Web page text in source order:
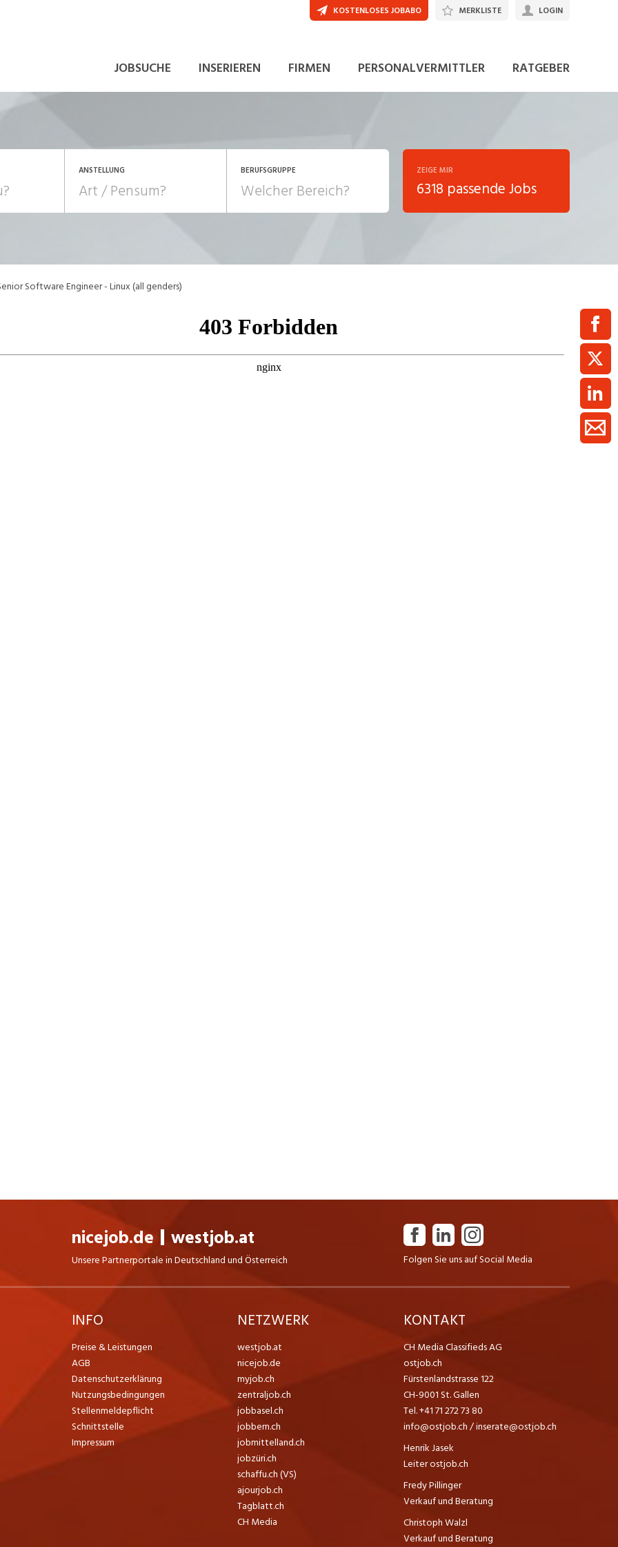
JOBSUCHE INSERIEREN FIRMEN PERSONALVERMITTLER RATGEBER
KOSTENLOSES JOBABO MERKLISTE LOGIN
ANSTELLUNG
Temporär (befristet)
Ferienjob
Management / Kader
BERUFSGRUPPE
Human Resources
Gartenbau, Landwirtschaft,
Forstwirtschaft
Industrie, Maschinenbau,
ZEIGE MIR
6318 passende Jobs
Software Engineer - Linux (all genders)
nicejob.de westjob.at
Unsere Partnerportale in Deutschland und Österreich Folgen Sie uns auf Social Media
INFO
Preise & Leistungen
AGB
Datenschutzerklärung
Nutzungsbedingungen
Stellenmeldepflicht
Schnittstelle
Impressum
NETZWERK
westjob.at
nicejob.de
myjob.ch
zentraljob.ch
jobbasel.ch
jobbern.ch
jobmittelland.ch
jobzüri.ch
schaffu.ch (VS)
ajourjob.ch
Tagblatt.ch
CH Media
KONTAKT
CH Media Classifieds AG
ostjob.ch
Fürstenlandstrasse 122
CH-9001 St. Gallen
Tel. +41 71 272 73 80
info@ostjob.ch/inserate@ostjob.ch
Henrik Jasek
Leiter ostjob.ch
Fredy Pillinger
Verkauf und Beratung
Christoph Walzl
Verkauf und Beratung